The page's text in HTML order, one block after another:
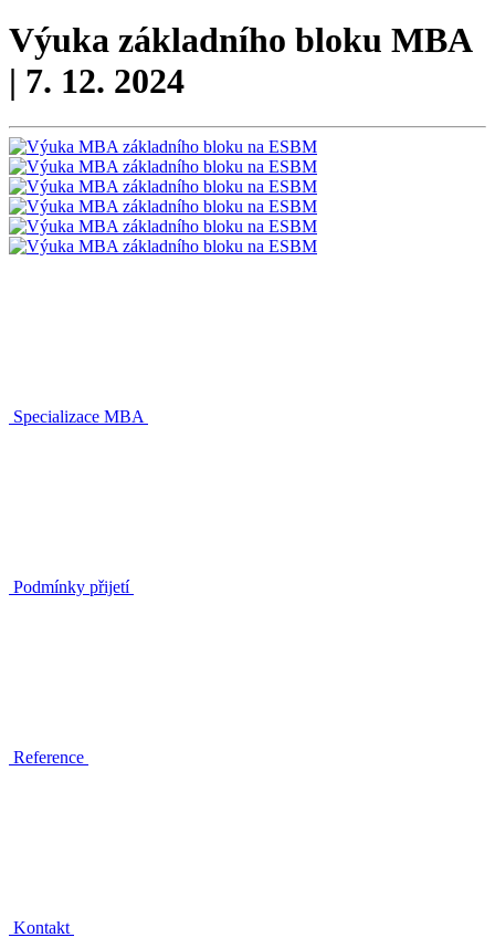
Výuka základního bloku MBA
| 7. 12. 2024
Specializace MBA
Podmínky přijetí
Reference
Kontakt